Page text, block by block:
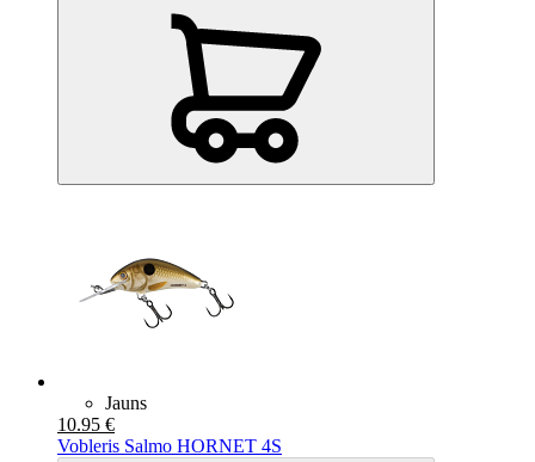
Jauns
10.95 €
Vobleris Salmo HORNET 4S